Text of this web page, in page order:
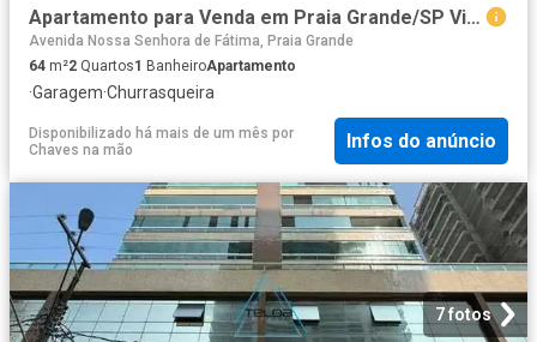
Apartamento para Venda em Praia Grande/SP Vila Caiçara 2 Quartos
Avenida Nossa Senhora de Fátima, Praia Grande
64 m²2 Quartos1 BanheiroApartamento
·Garagem·Churrasqueira
Disponibilizado há mais de um mês por
Chaves na mão
Infos do anúncio
7 fotos